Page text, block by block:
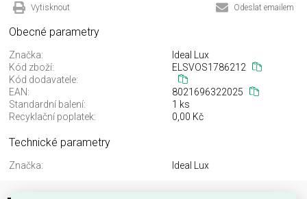
Vytisknout Odeslat emailem
Obecné parametry
Značka:
Ideal Lux
Kód zboží:
ELSVOS1786212
Kód dodavatele:
EAN:
8021696322025
Standardní balení:
1 ks
Recyklační poplatek:
0,00 Kč
Technické parametry
Značka: Ideal Lux